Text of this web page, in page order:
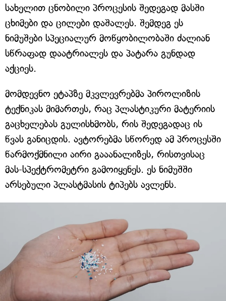
სახელით ცნობილი პროცესის შედეგად მასში
ცხიმები და ცილები დაშალეს. შემდეგ ეს
ნიმუშები სპეციალურ მოწყობილობაში ძალიან
სწრაფად დაატრიალეს და პატარა გუნდად
აქციეს.
მომდევნო ეტაპზე მკვლევრებმა პიროლიზის
ტექნიკას მიმართეს, რაც პლასტიკური მატერიის
გაცხელებას გულისხმობს, რის შედეგადაც ის
წვას განიცდის. ავტორებმა სწორედ ამ პროცესში
წარმოქმნილი აირი გააანალიზეს, რისთვისაც
მას-სპექტრომეტრი გამოიყენეს. ეს ნიმუშში
არსებული პლასტმასის ტიპებს ავლენს.